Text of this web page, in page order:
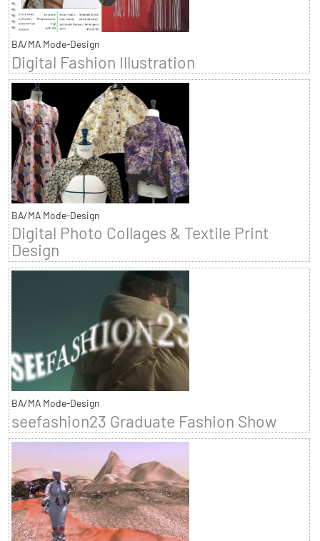
BA/MA Mode-Design
Digital Fashion Illustration
BA/MA Mode-Design
Digital Photo Collages & Textile Print
Design
BA/MA Mode-Design
seefashion23 Graduate Fashion Show